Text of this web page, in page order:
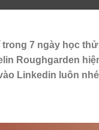
7 ngày học
Roughgarden
Linkedin luôn